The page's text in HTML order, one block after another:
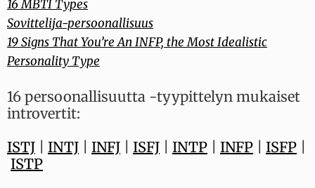
16 MBTI Types
Sovittelija-persoonallisuus
19 Signs That You’re An INFP, the Most Idealistic
Personality Type
16 persoonallisuutta -tyypittelyn mukaiset
introvertit:
ISTJ
INTJ INFJ ISFJ INTP INFP ISFP
ISTP